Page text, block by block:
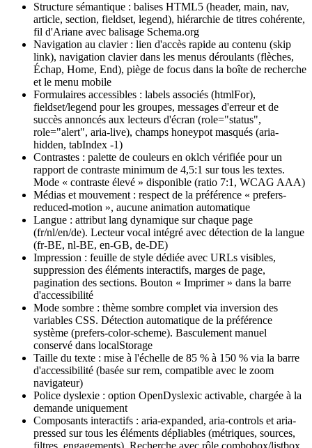
Structure sémantique : balises HTML5 (header, main, nav,
article, section, fieldset, legend), hiérarchie de titres cohérente,
fil d'Ariane avec balisage Schema.org
Navigation au clavier : lien d'accès rapide au contenu (skip
link), navigation clavier dans les menus déroulants (flèches,
Échap, Home, End), piège de focus dans la boîte de recherche
et le menu mobile
Formulaires accessibles : labels associés (htmlFor),
fieldset/legend pour les groupes, messages d'erreur et de
succès annoncés aux lecteurs d'écran (role="status",
role="alert", aria-live), champs honeypot masqués (aria-
hidden, tabIndex -1)
Contrastes : palette de couleurs en oklch vérifiée pour un
rapport de contraste minimum de 4,5:1 sur tous les textes.
Mode « contraste élevé » disponible (ratio 7:1, WCAG AAA)
Médias et mouvement : respect de la préférence « prefers-
reduced-motion », aucune animation automatique
Langue : attribut lang dynamique sur chaque page
(fr/nl/en/de). Lecteur vocal intégré avec détection de la langue
(fr-BE, nl-BE, en-GB, de-DE)
Impression : feuille de style dédiée avec URLs visibles,
suppression des éléments interactifs, marges de page,
pagination des sections. Bouton « Imprimer » dans la barre
d'accessibilité
Mode sombre : thème sombre complet via inversion des
variables CSS. Détection automatique de la préférence
système (prefers-color-scheme). Basculement manuel
conservé dans localStorage
Taille du texte : mise à l'échelle de 85 % à 150 % via la barre
d'accessibilité (basée sur rem, compatible avec le zoom
navigateur)
Police dyslexie : option OpenDyslexic activable, chargée à la
demande uniquement
Composants interactifs : aria-expanded, aria-controls et aria-
pressed sur tous les éléments dépliables (métriques, sources,
filtres, engagements). Recherche avec rôle combobox/listbox.